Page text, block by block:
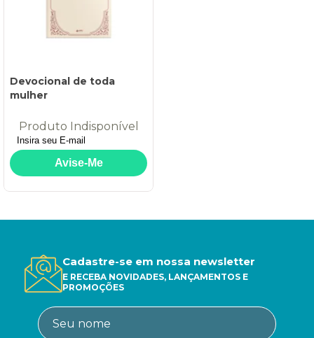
Devocional de toda
mulher
Produto Indisponível
Cadastre-se em nossa newsletter
E RECEBA NOVIDADES, LANÇAMENTOS E
PROMOÇÕES